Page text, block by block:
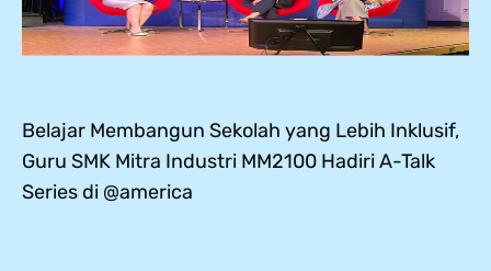
Belajar Membangun Sekolah yang Lebih Inklusif,
Guru SMK Mitra Industri MM2100 Hadiri A-Talk
Series di @america